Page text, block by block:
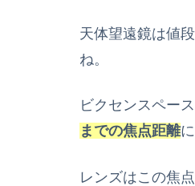
天体望遠鏡は値
ね。
ビクセンスペー
までの焦点距離
レンズはこの焦